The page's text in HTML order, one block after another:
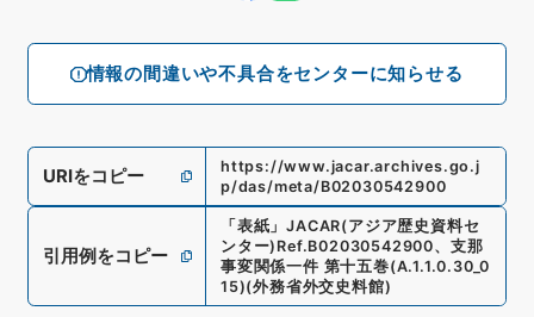
情報の間違いや不具合をセンターに知らせる
URIをコピー
https://www.jacar.archives.go.j
p/das/meta/B02030542900
引用例をコピー
「 表紙 」JACAR(アジア歴史資料セ
ンター) Ref.B02030542900、 支那
事変関係一件 第十五巻(A.1.1.0.30_0
15)(外務省外交史料館)